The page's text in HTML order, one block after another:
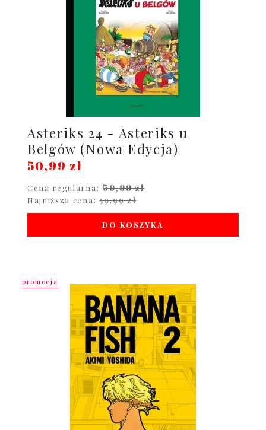
Asteriks 24 - Asteriks u
Belgów (Nowa Edycja)
50,99 zł
Cena regularna: 59,99 zł
Najniższa cena: 59,99 zł
DO KOSZYKA
promocja